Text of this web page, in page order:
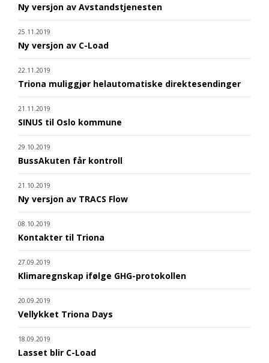
Ny versjon av Avstandstjenesten
25.11.2019
Ny versjon av C-Load
22.11.2019
Triona muliggjør helautomatiske direktesendinger
21.11.2019
SINUS til Oslo kommune
29.10.2019
BussAkuten får kontroll
21.10.2019
Ny versjon av TRACS Flow
08.10.2019
Kontakter til Triona
27.09.2019
Klimaregnskap ifølge GHG-protokollen
20.09.2019
Vellykket Triona Days
18.09.2019
Lasset blir C-Load